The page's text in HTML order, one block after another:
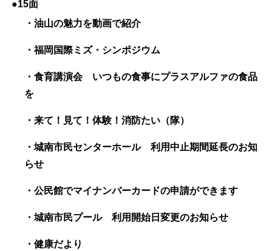
●15面
・油山の魅力を動画で紹介
・福岡国際ミズ・シンポジウム
・食育講演会 いつもの食事にプラスアルファの食品
を
・来て！見て！体験！消防たい（隊）
・城南市民センターホール 利用中止期間延長のお知
らせ
・公民館でマイナンバーカードの申請ができます
・城南市民プール 利用開始日変更のお知らせ
・健康だより